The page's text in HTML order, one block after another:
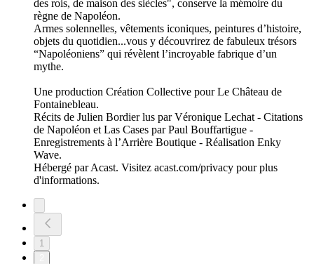
des rois, de maison des siècles", conserve la mémoire du
règne de Napoléon.
Armes solennelles, vêtements iconiques, peintures d’histoire,
objets du quotidien...vous y découvrirez de fabuleux trésors
“Napoléoniens” qui révèlent l’incroyable fabrique d’un
mythe.
Une production Création Collective pour Le Château de
Fontainebleau.
Récits de Julien Bordier lus par Véronique Lechat - Citations
de Napoléon et Las Cases par Paul Bouffartigue -
Enregistrements à l’Arrière Boutique - Réalisation Enky
Wave.
Hébergé par Acast. Visitez acast.com/privacy pour plus
d'informations.
1